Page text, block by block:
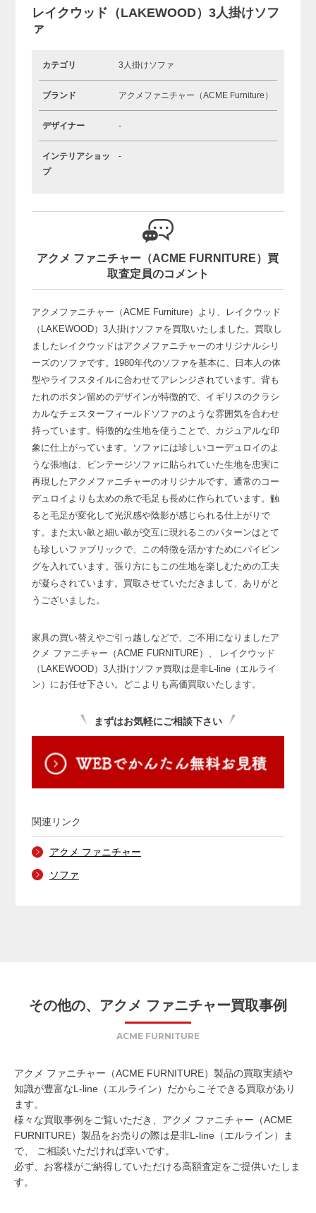
レイクウッド（LAKEWOOD）3人掛けソフ
ァ
カテゴリ 3人掛けソファ
ブランド アクメファニチャー（ACME Furniture）
デザイナー -
インテリアショッ
プ
-
アクメ ファニチャー（ACME FURNITURE）買
取査定員のコメント
アクメファニチャー（ACME Furniture）より、
レイクウッド
（LAKEWOOD）3人掛けソファを買取いたしました。 買取し
ましたレイクウッドはアクメファニチャーのオリジナルシリ
ーズのソファです。 1980年代のソファを基本に、日本人の体
型やライフスタイルに合わせてアレンジされています。 背も
たれのボタン留めのデザインが特徴的で、 イギリスのクラシ
カルなチェスターフィールドソファのような雰囲気を合わせ
持っています。 特徴的な生地を使うことで、カジュアルな印
象に仕上がっています。
ソファには珍しいコーデュロイのよ
うな張地は、
ビンテージソファに貼られていた生地を忠実に
再現したアクメファニチャーのオリジナルです。 通常のコー
デュロイよりも太めの糸で毛足も長めに作られています。 触
ると毛足が変化して光沢感や陰影が感じられる仕上がりで
す。
また太い畝と細い畝が交互に現れるこのパターンはとて
も珍しいファブリックで、 この特徴を活かすためにパイピン
グを入れています。 張り方にもこの生地を楽しむための工夫
が凝らされています。 買取させていただきまして、ありがと
うございました。
家具の買い替えやご引っ越しなどで、ご不用になりましたア
クメ ファニチャー（ACME FURNITURE）、
レイクウッド
（LAKEWOOD）3人掛けソファ買取は是非L-line（エルライ
ン）にお任せ下さい。どこよりも高価買取いたします。
まずはお気軽にご相談下さい
関連リンク
アクメ ファニチャー
ソファ
その他の、アクメ ファニチャー買取事例
ACME FURNITURE
アクメ ファニチャー（ACME FURNITURE）製品の買取実績や
知識が豊富なL-line（エルライン）だからこそできる買取があり
ます。
様々な買取事例をご覧いただき、アクメ ファニチャー（ACME
FURNITURE）製品をお売りの際は是非L-line（エルライン）ま
で、 ご相談いただければ幸いです。
必ず、お客様がご納得していただける高額査定をご提供いたしま
す。